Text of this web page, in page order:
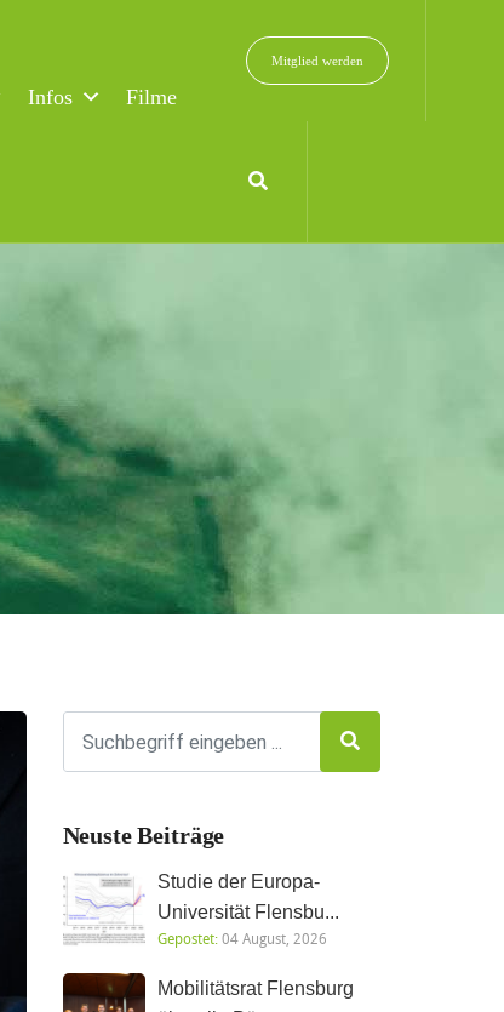
Infos
Filme
Mitglied werden
Neuste Beiträge
Studie der Europa-
Universität Flensbu...
Gepostet:04 August, 2026
Mobilitätsrat Flensburg